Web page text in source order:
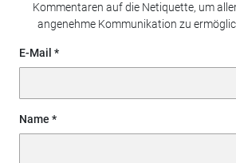
Kommentaren auf die Netiquette, um
angenehme Kommunikation zu
E-Mail
Name